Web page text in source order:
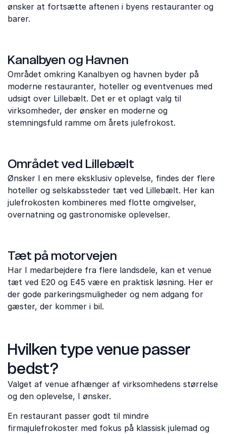
ønsker at fortsætte aftenen i byens restauranter og
barer.
Kanalbyen og Havnen
Området omkring Kanalbyen og havnen byder på
moderne restauranter, hoteller og eventvenues med
udsigt over Lillebælt. Det er et oplagt valg til
virksomheder, der ønsker en moderne og
stemningsfuld ramme om årets julefrokost.
Området ved Lillebælt
Ønsker I en mere eksklusiv oplevelse, findes der flere
hoteller og selskabssteder tæt ved Lillebælt. Her kan
julefrokosten kombineres med flotte omgivelser,
overnatning og gastronomiske oplevelser.
Tæt på motorvejen
Har I medarbejdere fra flere landsdele, kan et venue
tæt ved E20 og E45 være en praktisk løsning. Her er
der gode parkeringsmuligheder og nem adgang for
gæster, der kommer i bil.
Hvilken type venue passer
bedst?
Valget af venue afhænger af virksomhedens størrelse
og den oplevelse, I ønsker.
En restaurant passer godt til mindre
firmajulefrokoster med fokus på klassisk julemad og